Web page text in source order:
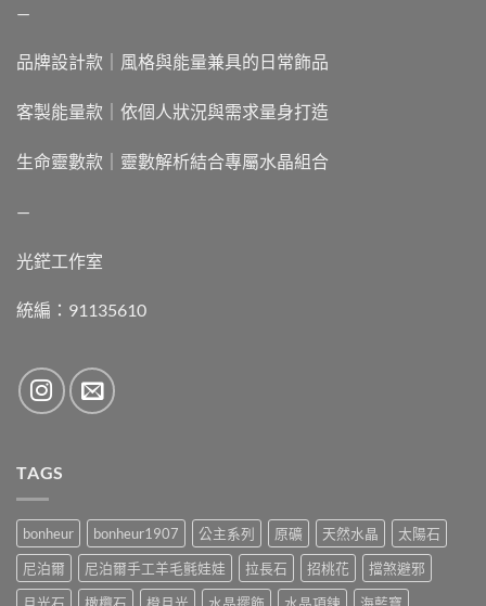
—
品牌設計款｜風格與能量兼具的日常飾品
客製能量款｜依個人狀況與需求量身打造
生命靈數款｜靈數解析結合專屬水晶組合
—
光鋩工作室
統編：91135610
TAGS
bonheur bonheur1907 公主系列 原礦 天然水晶
太陽石
尼泊爾
尼泊爾手工羊毛氈娃娃 拉長石 招桃花
擋煞避邪
月光石
橄欖石 橙月光 水晶擺飾 水晶項鍊
海藍寶